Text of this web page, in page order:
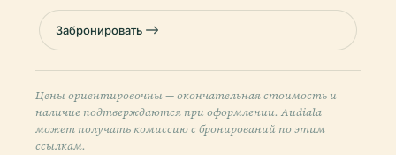
Забронировать
Цены ориентировочны — окончательная стоимость и
наличие подтверждаются при оформлении. Audiala
может получать комиссию с бронирований по этим
ссылкам.